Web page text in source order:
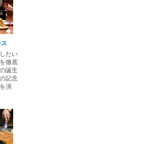
市たい
徹底
誕生
記念
演